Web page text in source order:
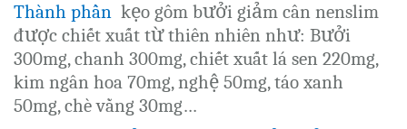
Thành phần kẹo gôm bưởi giảm cân nenslim
được chiết xuất từ thiên nhiên như: Bưởi
300mg, chanh 300mg, chiết xuất lá sen 220mg,
kim ngân hoa 70mg, nghệ 50mg, táo xanh
50mg, chè vằng 30mg…